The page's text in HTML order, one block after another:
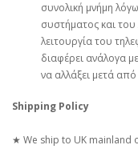
συνολική μνήμη
συστήματος και του
λειτουργία του
διαφέρει ανάλογα
να αλλάξει μετά
Shipping Policy
★ We ship to UK mainland